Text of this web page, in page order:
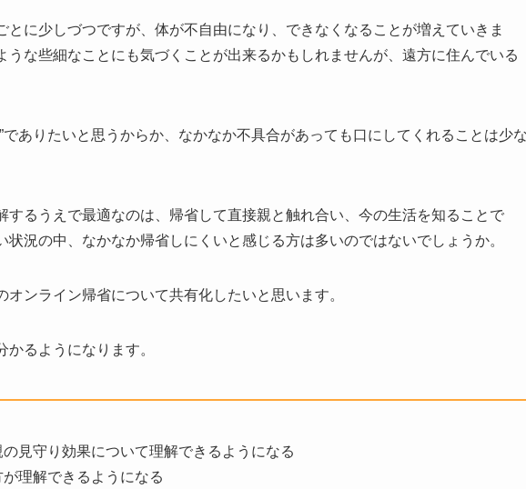
とに少しづつですが、体が不自由になり、できなくなることが増えていきま
うな些細なことにも気づくことが出来るかもしれませんが、遠方に住んでいる
でありたいと思うからか、なかなか不具合があっても口にしてくれることは少
するうえで最適なのは、帰省して直接親と触れ合い、今の生活を知ることで
況の中、なかなか帰省しにくいと感じる方は多いのではないでしょうか。
ンライン帰省について共有化したいと思います。
るようになります。
見守り効果について理解できるようになる
理解できるようになる